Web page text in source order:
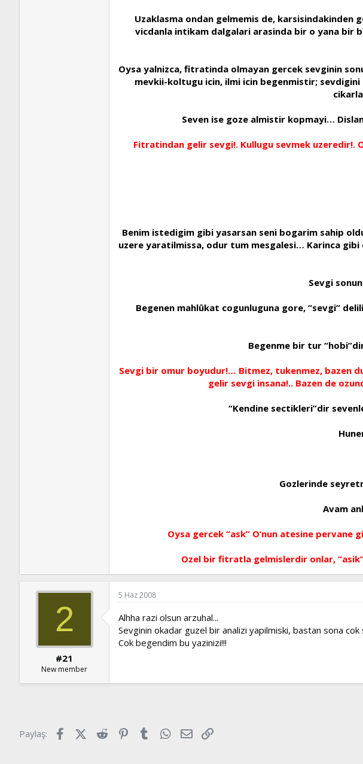
Uzaklasma ondan gelmemis de, karsisindakinden
vicdanla intikam dalgalari arasinda bir o yana bir
Oysa yalnizca, fitratinda olmayan gercek sevginin
mevkii-koltugu icin, ilmi icin begenmistir; sevdigini
Seven ise goze almistir kopmayi…
Fitratindan gelir sevgi!. Kullugu sevmek
Benim istedigim gibi yasarsan seni bogarim sahip
uzere yaratilmissa, odur tum mesgalesi… Karinca
Sevgi
Begenen mahlûkat cogunluguna gore, “sevgi”
Begenme bir tur
Sevgi bir omur boyudur!… Bitmez, tukenmez, bazen
gelir sevgi insana!.. Bazen de
“Kendine sectikleri”dir
Gozlerinde
Avam
Oysa gercek “ask” O’nun atesine
Ozel bir fitratla gelmislerdir onlar,
2
#21
New member
5 Haz 2008
Alhha razi olsun arzuhal...
Sevginin okadar guzel bir analizi yapilmiski, bastan sona cok
Cok begendim bu yazinizi!!!
Paylaş: FacebookX (Twitter)
Reddit PinterestTumblrWhatsApp
E-posta